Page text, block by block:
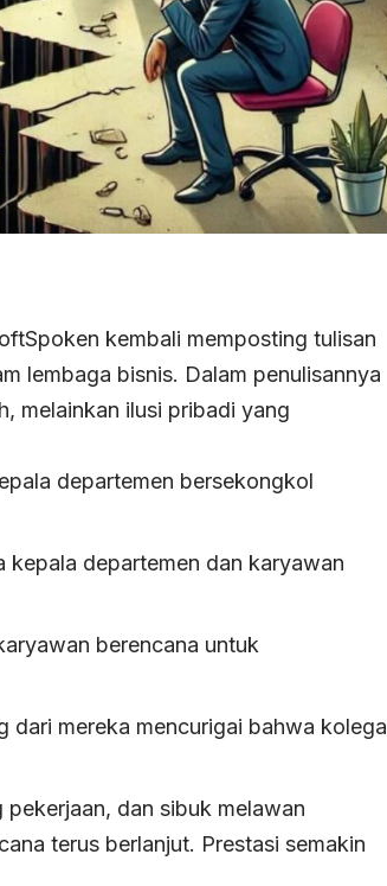
kembali memposting tulisan
lembaga bisnis. Dalam penulisannya
melainkan ilusi pribadi yang
departemen bersekongkol
kepala departemen dan karyawan
berencana untuk
dari mereka mencurigai bahwa kolega
dan sibuk melawan
terus berlanjut. Prestasi semakin